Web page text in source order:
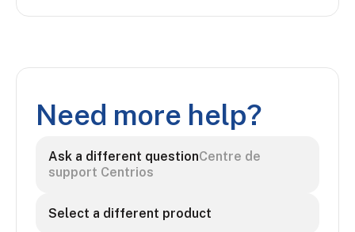
Need more help?
Ask a different questionCentre de
support Centrios
Select a different product